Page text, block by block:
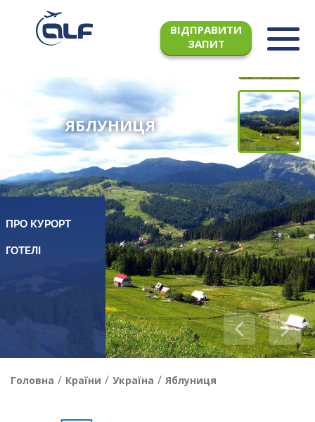
ВІДПРАВИТИ
ЗАПИТ
ЯБЛУНИЦЯ
ПРО КУРОРТ
Головна / Країни / Україна / Яблуниця